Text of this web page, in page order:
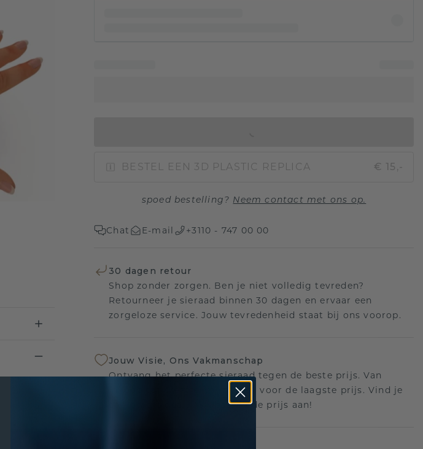
BESTEL EEN 3D PLASTIC REPLICA € 15,-
spoed bestelling? Neem contact met ons op.
Chat E-mail +3110 - 747 00 00
30 dagen retour
Shop zonder zorgen. Ben je niet volledig tevreden?
Retourneer je sieraad binnen 30 dagen en ervaar een
zorgeloze service. Jouw tevredenheid staat bij ons voorop.
Jouw Visie, Ons Vakmanschap
Ontvang het perfecte sieraad tegen de beste prijs. Van
inkoop tot creatie, wij zorgen voor de laagste prijs. Vind je
een betere deal? Wij passen de prijs aan!